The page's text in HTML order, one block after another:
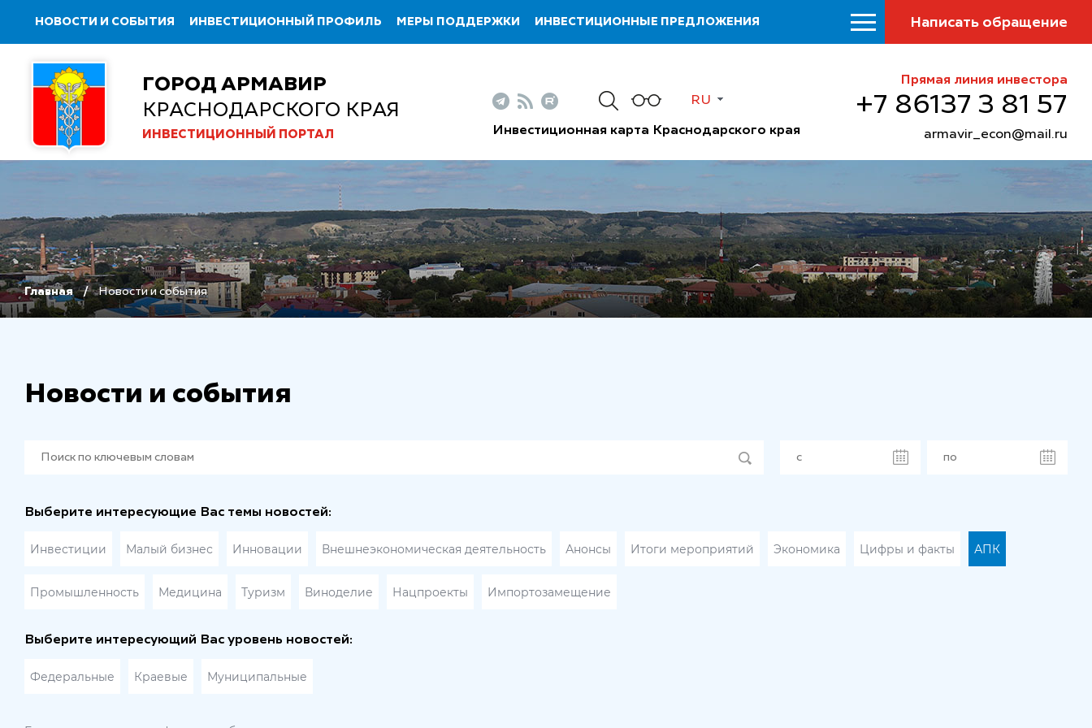
НОВОСТИ И СОБЫТИЯ ИНВЕСТИЦИОННЫЙ ПРОФИЛЬ МЕРЫ ПОДДЕРЖКИ ИНВЕСТИЦИОННЫЕ ПРЕДЛОЖЕНИЯ Написать обращение
ГОРОД АРМАВИР
КРАСНОДАРСКОГО КРАЯ
ИНВЕСТИЦИОННЫЙ ПОРТАЛ
RU
Инвестиционная карта Краснодарского края
Прямая линия инвестора
+7 86137 3 81 57
armavir_econ@mail.ru
Главная Новости и события
Новости и события
Выберите интересующие Вас темы новостей:
Инвестиции Малый бизнес Инновации Внешнеэкономическая деятельность Анонсы Итоги мероприятий Экономика Цифры и факты АПК
Промышленность Медицина Туризм Виноделие Нацпроекты Импортозамещение
Выберите интересующий Вас уровень новостей:
Федеральные Краевые Муниципальные